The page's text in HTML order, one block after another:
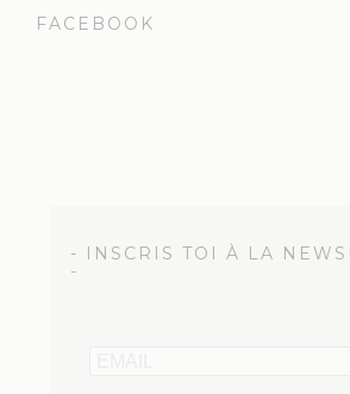
FACEBOOK
- INSCRIS TOI À LA
-